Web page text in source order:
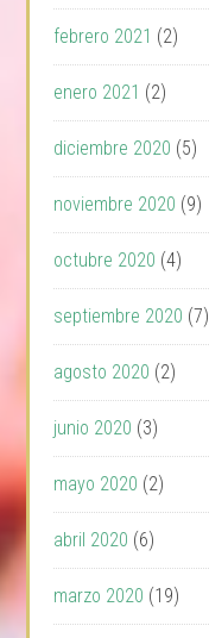
febrero 2021 (2)
enero 2021 (2)
diciembre 2020 (5)
noviembre 2020 (9)
octubre 2020 (4)
septiembre 2020 (7)
agosto 2020 (2)
junio 2020 (3)
mayo 2020 (2)
abril 2020 (6)
marzo 2020 (19)